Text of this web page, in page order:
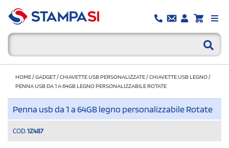
HOME/GADGET/CHIAVETTE USB PERSONALIZZATE/CHIAVETTE USB LEGNO/
PENNA USB DA 1 A 64GB LEGNO PERSONALIZZABILE ROTATE
Penna usb da 1 a 64GB legno personalizzabile Rotate
COD. 1Z487